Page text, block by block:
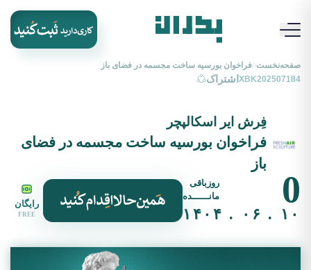
صفحه‌نخست//فراخوان بورسیه ساخت مجسمه در فضای باز
XBK202507184 اشتراک
فِرش ایر اسکالپچر
فراخوان بورسیه ساخت مجسمه در فضای
باز
0
روزباقی
مانــــــده
۱۰ . ۰۶ . ۱۴۰۴
رایگان
FREE